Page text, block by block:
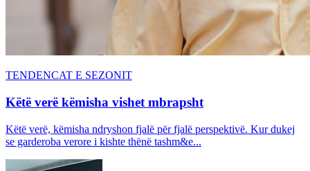
TENDENCAT E SEZONIT
Këtë verë këmisha vishet mbrapsht
Këtë verë, këmisha ndryshon fjalë për fjalë perspektivë. Kur dukej
se garderoba verore i kishte thënë tashm&e...